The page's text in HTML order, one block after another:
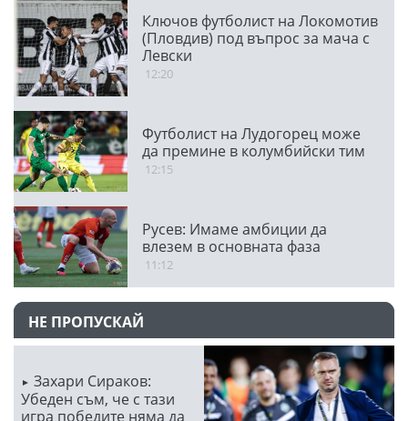
Ключов футболист на Локомотив
(Пловдив) под въпрос за мача с
Левски
12:20
Футболист на Лудогорец може
да премине в колумбийски тим
12:15
Русев: Имаме амбиции да
влезем в основната фаза
11:12
НЕ ПРОПУСКАЙ
Захари Сираков:
Убеден съм, че с тази
игра победите няма да